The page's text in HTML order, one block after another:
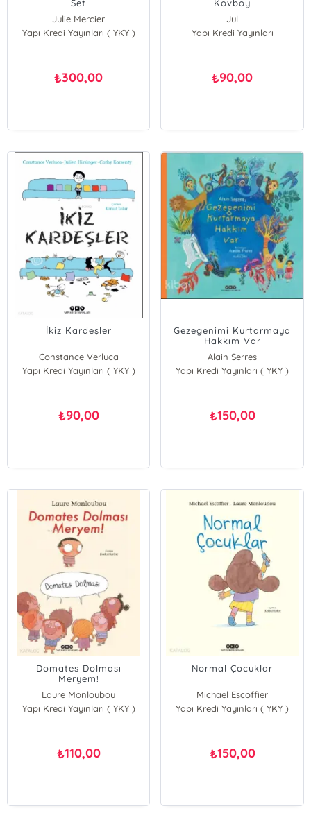
Set
Julie Mercier
Yapı Kredi Yayınları ( YKY )
₺300,00
Kovboy
Jul
Yapı Kredi Yayınları
₺90,00
İkiz Kardeşler
Constance Verluca
Julien Hirsinger
Yapı Kredi Yayınları ( YKY )
₺90,00
Gezegenimi Kurtarmaya
Hakkım Var
Alain Serres
Yapı Kredi Yayınları ( YKY )
₺150,00
Domates Dolması
Meryem!
Laure Monloubou
Yapı Kredi Yayınları ( YKY )
₺110,00
Normal Çocuklar
Michael Escoffier
Yapı Kredi Yayınları ( YKY )
₺150,00